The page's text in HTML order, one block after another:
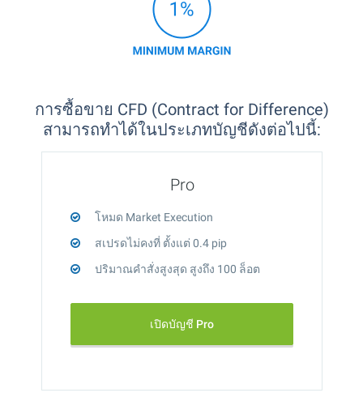
การซื้อขาย CFD (Contract for Difference)
สามารถทำได้ในประเภทบัญชีดังต่อไปนี้:
Pro
โหมด Market Execution
สเปรดไม่คงที่ ตั้งแต่ 0.4 pip
ปริมาณคำสั่งสูงสุด สูงถึง 100 ล็อต
เปิดบัญชี Pro